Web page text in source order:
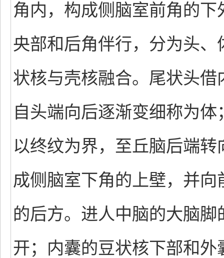
角内，构成侧脑室前角的
央部和后角伴行，分为头
状核与壳核融合。尾状头
自头端向后逐渐变细称为
以终纹为界，至丘脑后端
成侧脑室下角的上壁，并
的后方。进人中脑的大脑
开；内囊的豆状核下部和